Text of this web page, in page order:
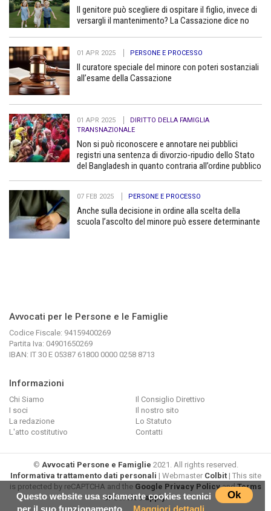
Il genitore può scegliere di ospitare il figlio, invece di
versargli il mantenimento? La Cassazione dice no
01 APR 2025 PERSONE E PROCESSO
Il curatore speciale del minore con poteri sostanziali
all’esame della Cassazione
01 APR 2025
DIRITTO DELLA FAMIGLIA
TRANSNAZIONALE
Non si può riconoscere e annotare nei pubblici
registri una sentenza di divorzio-ripudio dello Stato
del Bangladesh in quanto contraria all’ordine pubblico
07 FEB 2025 PERSONE E PROCESSO
Anche sulla decisione in ordine alla scelta della
scuola l’ascolto del minore può essere determinante
Avvocati per le Persone e le Famiglie
Codice Fiscale: 94159400269
Partita Iva: 04901650269
IBAN: IT 30 E 05387 61800 0000 0258 8713
Informazioni
Chi Siamo
Il Consiglio Direttivo
I soci
Il nostro sito
La redazione
Lo Statuto
L'atto costitutivo
Contatti
© Avvocati Persone e Famiglie 2021. All rights reserved.
Informativa trattamento dati personali | Webmaster Colbit| This site
is protected by reCAPTCHA and the Google Privacy PolicyandTerms
of Service apply. Ok
Questo website usa solamente cookies tecnici
per il suo funzionamento.
Maggiori dettagli